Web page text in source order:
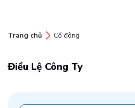
Trang chủ Cổ đông
Điều Lệ Công Ty